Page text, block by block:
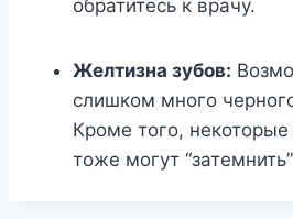
обратитесь к врачу.
Желтизна зубов:
слишком много
Кроме того, некоторые
тоже могут